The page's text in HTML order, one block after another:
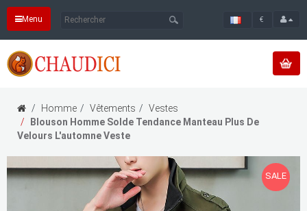
Menu €
Homme Vêtements
Vestes
Blouson Homme Solde Tendance Manteau Plus De
Velours L'automne Veste
SALE